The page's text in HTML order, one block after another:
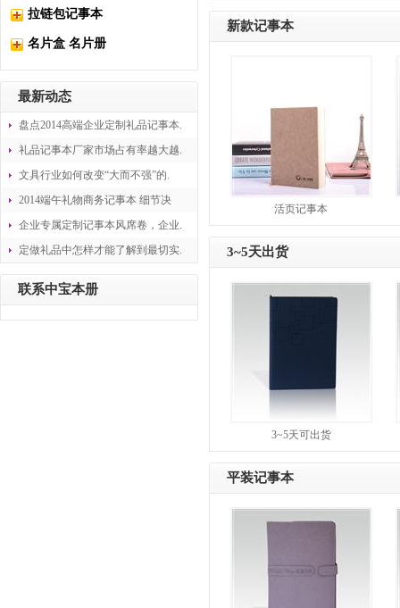
拉链包记事本
名片盒 名片册
最新动态
盘点2014高端企业定制礼品记事本.
礼品记事本厂家市场占有率越大越.
文具行业如何改变“大而不强”的.
2014端午礼物商务记事本 细节决
企业专属定制记事本风席卷，企业.
定做礼品中怎样才能了解到最切实.
联系中宝本册
新款记事本
活页记事本
3~5天出货
3~5天可出货
平装记事本